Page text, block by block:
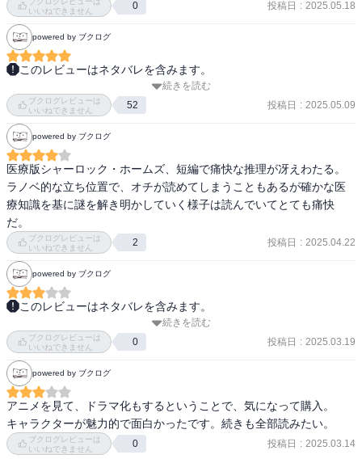
いいねできません
0 投稿日 : 2025.05.18
powered by ブクログ
このレビューはネタバレを含みます。
カッパが出てきたり、人魂が出てきたり、と奇想天外な話を論理的
に解決する鷹央とことりとの掛け合いが面白く一気読みしてしまっ
た。次回作もすぐ読もう
続きを読む
ブクログレビューは
いいねできません
52 投稿日 : 2025.05.09
powered by ブクログ
医療版シャーロック・ホームズ、短編で痛快な推理が冴えわたる。
ラノベ的な立ち位置で、オチが読めてしまうこともあるが確かな医
療知識を基に謎を解き明かしていく様子は読んでいてとても痛快
だ。
ブクログレビューは
いいねできません
2 投稿日 : 2025.04.22
powered by ブクログ
このレビューはネタバレを含みます。
お初のお方の本。アニメにもなってるっぽい？お話の内容はかなり
詳しく医療に関して解説されており、凄く面白かった。ただ探偵役
が主人公をひたすら振り回すだけのキャラクターがどうにも合わな
かった。徹夜続きの人間にお酒飲ませて無理やり帰らせないのはち
ょっと…。それ以外は好みだっただけに残念なので、別の本を読ん
でみようと思う。
続きを読む
ブクログレビューは
いいねできません
0 投稿日 : 2025.03.19
powered by ブクログ
アニメを見て、ドラマ化もするということで、気になって購入。
キャラクターが魅力的で面白かったです。続きも全部読みたい。
ブクログレビューは
いいねできません
0 投稿日 : 2025.03.14